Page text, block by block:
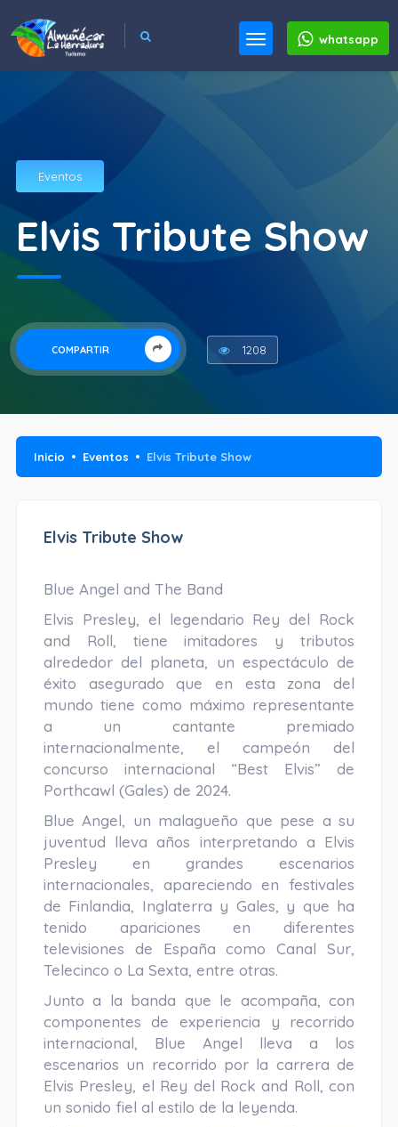
whatsapp
Eventos
Elvis Tribute Show
COMPARTIR 1208
Inicio Eventos Elvis Tribute Show
Elvis Tribute Show
Blue Angel and The Band
Elvis Presley, el legendario Rey del Rock
and Roll, tiene imitadores y tributos
alrededor del planeta, un espectáculo de
éxito asegurado que en esta zona del
mundo tiene como máximo representante
a un cantante premiado
internacionalmente, el campeón del
concurso internacional “Best Elvis” de
Porthcawl (Gales) de 2024.
Blue Angel, un malagueño que pese a su
juventud lleva años interpretando a Elvis
Presley en grandes escenarios
internacionales, apareciendo en festivales
de Finlandia, Inglaterra y Gales, y que ha
tenido apariciones en diferentes
televisiones de España como Canal Sur,
Telecinco o La Sexta, entre otras.
Junto a la banda que le acompaña, con
componentes de experiencia y recorrido
internacional, Blue Angel lleva a los
escenarios un recorrido por la carrera de
Elvis Presley, el Rey del Rock and Roll, con
un sonido fiel al estilo de la leyenda.